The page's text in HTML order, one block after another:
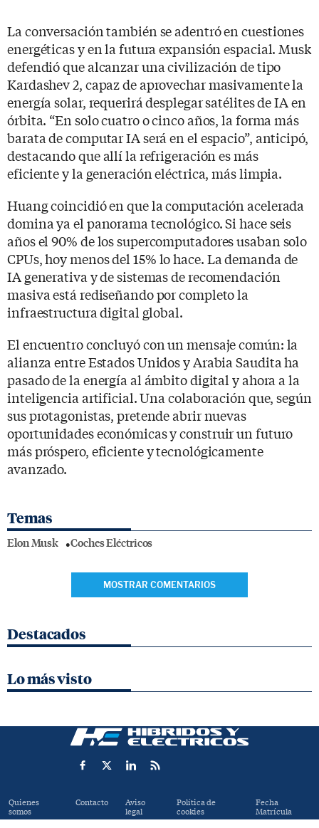
La conversación también se adentró en cuestiones
energéticas y en la futura expansión espacial. Musk
defendió que alcanzar una civilización de tipo
Kardashev 2, capaz de aprovechar masivamente la
energía solar, requerirá desplegar satélites de IA en
órbita. “En solo cuatro o cinco años, la forma más
barata de computar IA será en el espacio”, anticipó,
destacando que allí la refrigeración es más
eficiente y la generación eléctrica, más limpia.
Huang coincidió en que la computación acelerada
domina ya el panorama tecnológico. Si hace seis
años el 90% de los supercomputadores usaban solo
CPUs, hoy menos del 15% lo hace. La demanda de
IA generativa y de sistemas de recomendación
masiva está rediseñando por completo la
infraestructura digital global.
El encuentro concluyó con un mensaje común: la
alianza entre Estados Unidos y Arabia Saudita ha
pasado de la energía al ámbito digital y ahora a la
inteligencia artificial. Una colaboración que, según
sus protagonistas, pretende abrir nuevas
oportunidades económicas y construir un futuro
más próspero, eficiente y tecnológicamente
avanzado.
Temas
Elon Musk Coches Eléctricos
MOSTRAR COMENTARIOS
Destacados
Lo más visto
Quienes
somos
Contacto Aviso
legal
Política de
cookies
Fecha
Matrícula